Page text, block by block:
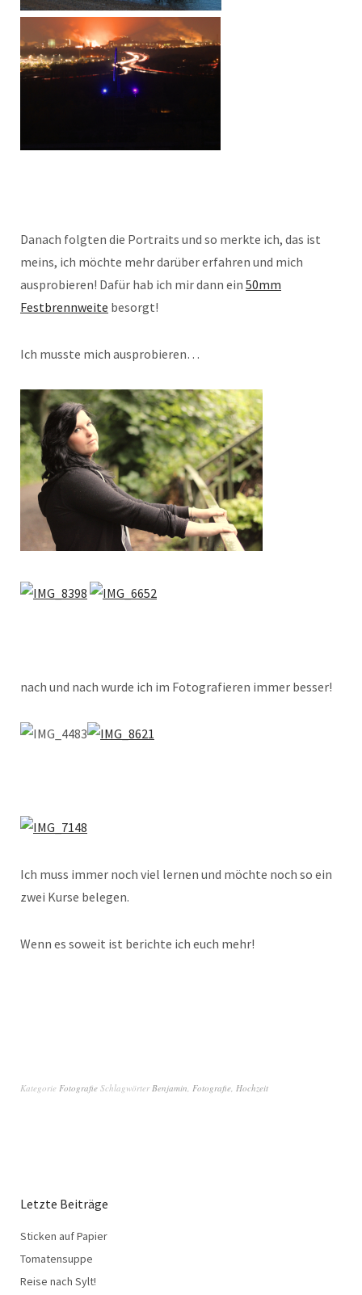
Danach folgten die Portraits und so merkte ich, das ist
meins, ich möchte mehr darüber erfahren und mich
ausprobieren! Dafür hab ich mir dann ein 50mm
Festbrennweite besorgt!
Ich musste mich ausprobieren…
nach und nach wurde ich im Fotografieren immer besser!
Ich muss immer noch viel lernen und möchte noch so ein
zwei Kurse belegen.
Wenn es soweit ist berichte ich euch mehr!
Kategorie Fotografie Schlagwörter Benjamin Fotografie Hochzeit
Letzte Beiträge
Sticken auf Papier
Tomatensuppe
Reise nach Sylt!